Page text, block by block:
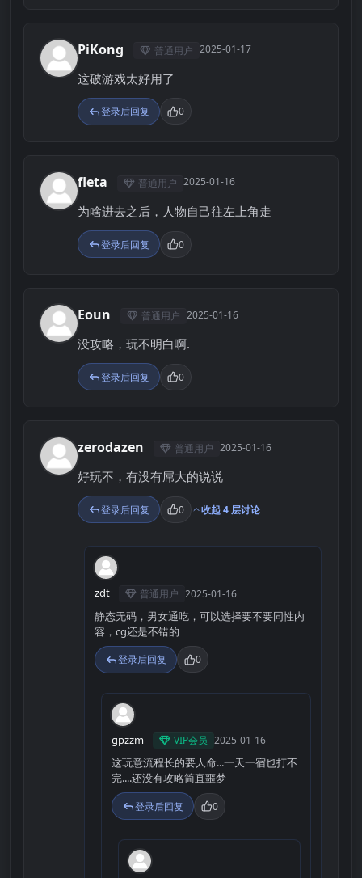
P PiKong 普通用户 2025-01-17
这破游戏太好用了
登录后回复 0
F fleta 普通用户 2025-01-16
为啥进去之后，人物自己往左上角走
登录后回复 0
E Eoun 普通用户 2025-01-16
没攻略，玩不明白啊.
登录后回复 0
Z zerodazen 普通用户 2025-01-16
好玩不，有没有屌大的说说
登录后回复 0 收起 4 层讨论
Z
zdt 普通用户 2025-01-16
静态无码，男女通吃，可以选择要不要同性内
容，cg还是不错的
登录后回复 0
G
gpzzm VIP会员 2025-01-16
这玩意流程长的要人命...一天一宿也打不
完....还没有攻略简直噩梦
登录后回复 0
L